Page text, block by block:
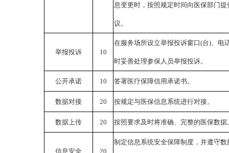
息变更时，按照规定时间向医保部门
议。
举报投诉 10
在服务场所设立举报投诉窗口(台)、电
时妥善处理参保人员举报投诉。
公开承诺 10 签署医疗保障信用承诺书。
数据对接 20 按规定与医保信息系统进行对接。
数据上传 20 按照要求及时将准确、完整的医保数
信息安全 20
制定信息系统安全保障制度，并遵守